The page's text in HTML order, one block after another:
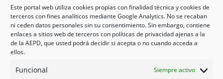
Este portal web utiliza cookies propias con finalidad técnica y cookies de
terceros con fines analíticos mediante Google Analytics. No se recaban
ni ceden datos personales sin su consentimiento. Sin embargo, contiene
enlaces a sitios web de terceros con políticas de privacidad ajenas a la
de la AEPD, que usted podrá decidir si acepta o no cuando acceda a
ellos.
Funcional Siempre activo
Mapa del sitio
Mi cuenta
Tienda
Psicología en Murcia
Guías